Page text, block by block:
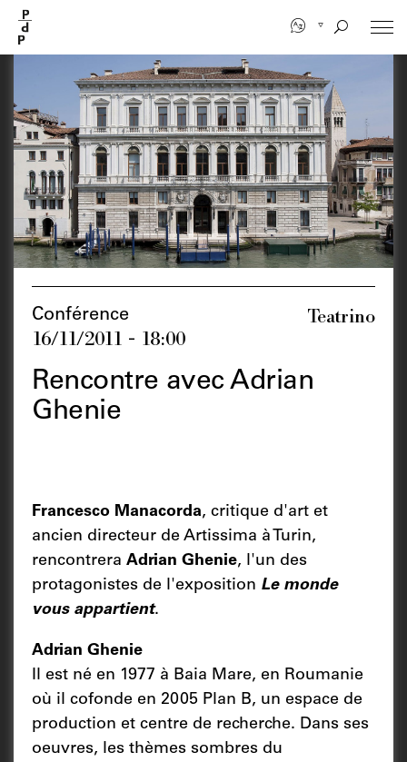
contenu
principal
Conférence
16/11/2011 - 18:00
Teatrino
Rencontre avec Adrian
Ghenie
Francesco Manacorda, critique d'art et
ancien directeur de Artissima à Turin,
rencontrera Adrian Ghenie, l'un des
protagonistes de l'exposition Le monde
vous appartient.
Adrian Ghenie
Il est né en 1977 à Baia Mare, en Roumanie
où il cofonde en 2005 Plan B, un espace de
production et centre de recherche. Dans ses
oeuvres, les thèmes sombres du